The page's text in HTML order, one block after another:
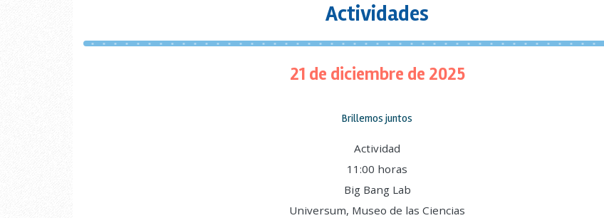
Actividades
21 de diciembre de 2025
Brillemos juntos
Actividad
11:00 horas
Big Bang Lab
Universum, Museo de las Ciencias